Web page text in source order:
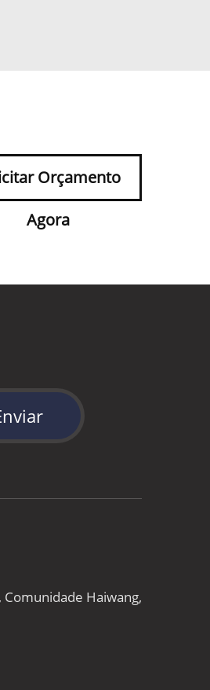
Orçamento
Agora
Comunidade Haiwang,